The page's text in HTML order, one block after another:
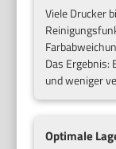
Viele Drucker
Das Ergebnis:
und weniger
Optimale